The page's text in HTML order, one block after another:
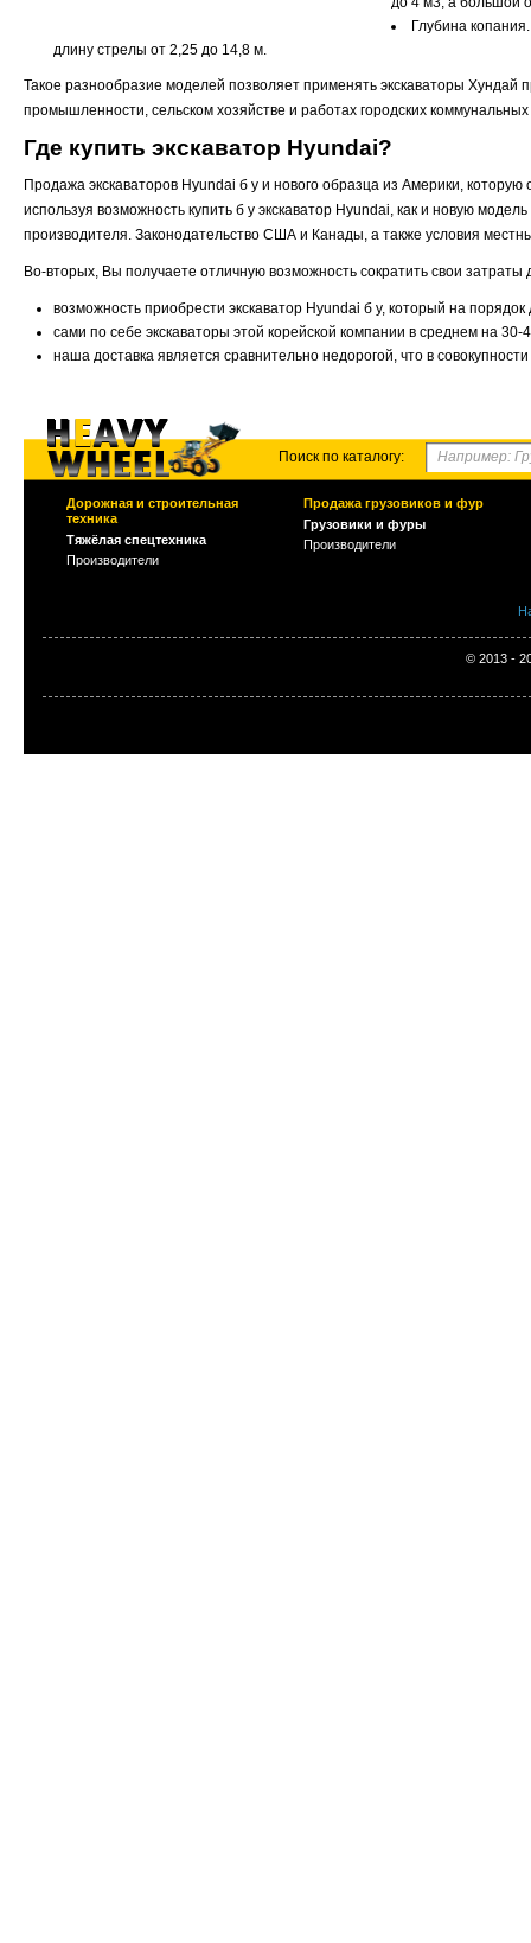
Глубина
длину стрелы от 2,25 до 14,8 м.
Такое разнообразие моделей позволяет применять экскаваторы
промышленности, сельском хозяйстве и работах городских
Где купить экскаватор Hyundai?
Продажа экскаваторов Hyundai б у и нового образца из Америки,
используя возможность купить б у экскаватор Hyundai, как и новую
производителя. Законодательство США и Канады, а также условия
Во-вторых, Вы получаете отличную возможность сократить свои
возможность приобрести экскаватор Hyundai б у, который на
сами по себе экскаваторы этой корейской компании в среднем на
наша доставка является сравнительно недорогой, что в
Поиск по каталогу:
Дорожная и строительная
техника
Тяжёлая спецтехника
Производители
Продажа грузовиков и фур
Грузовики и фуры
Производители
© 2013 -